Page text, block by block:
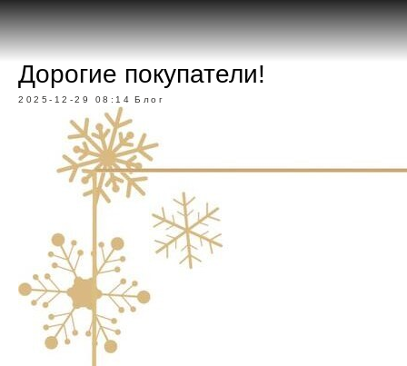
Дорогие покупатели!
2025-12-29 08:14 Блог